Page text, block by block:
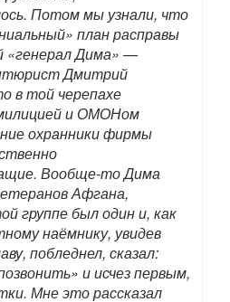
Потом мы узнали, что
план расправы
«генерал Дима» —
Дмитрий
в той черепахе
и ОМОНом
охранники фирмы
Вообще-то Дима
Афгана,
группе был один и, как
наёмнику, увидев
побледнел, сказал:
и исчез первым,
Мне это рассказал